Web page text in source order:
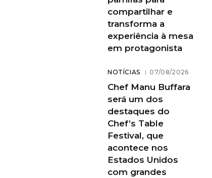
compartilhar e
transforma a
experiência à mesa
em protagonista
NOTÍCIAS 07/08/2026
Chef Manu Buffara
será um dos
destaques do
Chef’s Table
Festival, que
acontece nos
Estados Unidos
com grandes